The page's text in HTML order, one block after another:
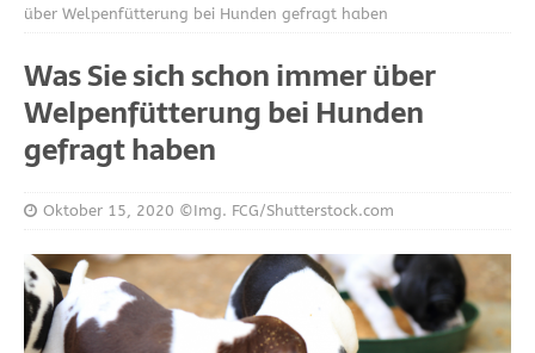
über Welpenfütterung bei Hunden gefragt haben
Was Sie sich schon immer über
Welpenfütterung bei Hunden
gefragt haben
Oktober 15, 2020 ©Img. FCG/Shutterstock.com